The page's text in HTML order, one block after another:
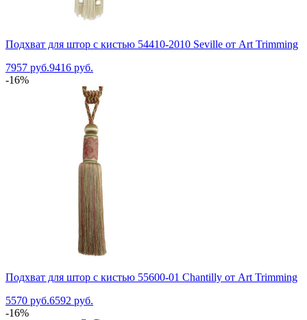
Подхват для штор с кистью 54410-2010 Seville от Art Trimming
7957 руб.9416 руб.
-16%
Подхват для штор с кистью 55600-01 Chantilly от Art Trimming
5570 руб.6592 руб.
-16%